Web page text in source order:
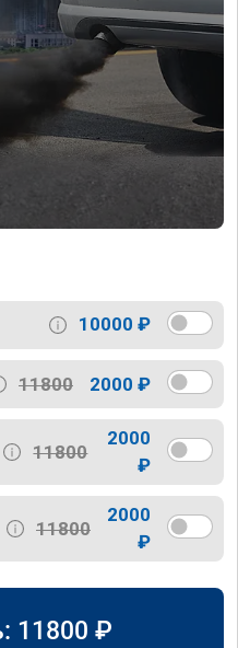
10000 ₽
11800 2000 ₽
11800
2000
₽
11800
2000
₽
11800 ₽